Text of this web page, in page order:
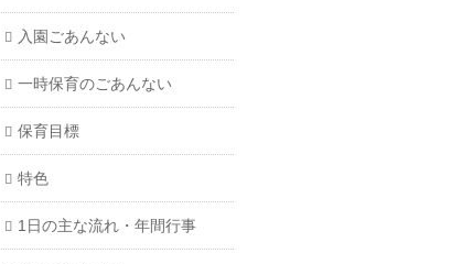
入園ごあんない
一時保育のごあんない
保育目標
特色
1日の主な流れ・年間行事